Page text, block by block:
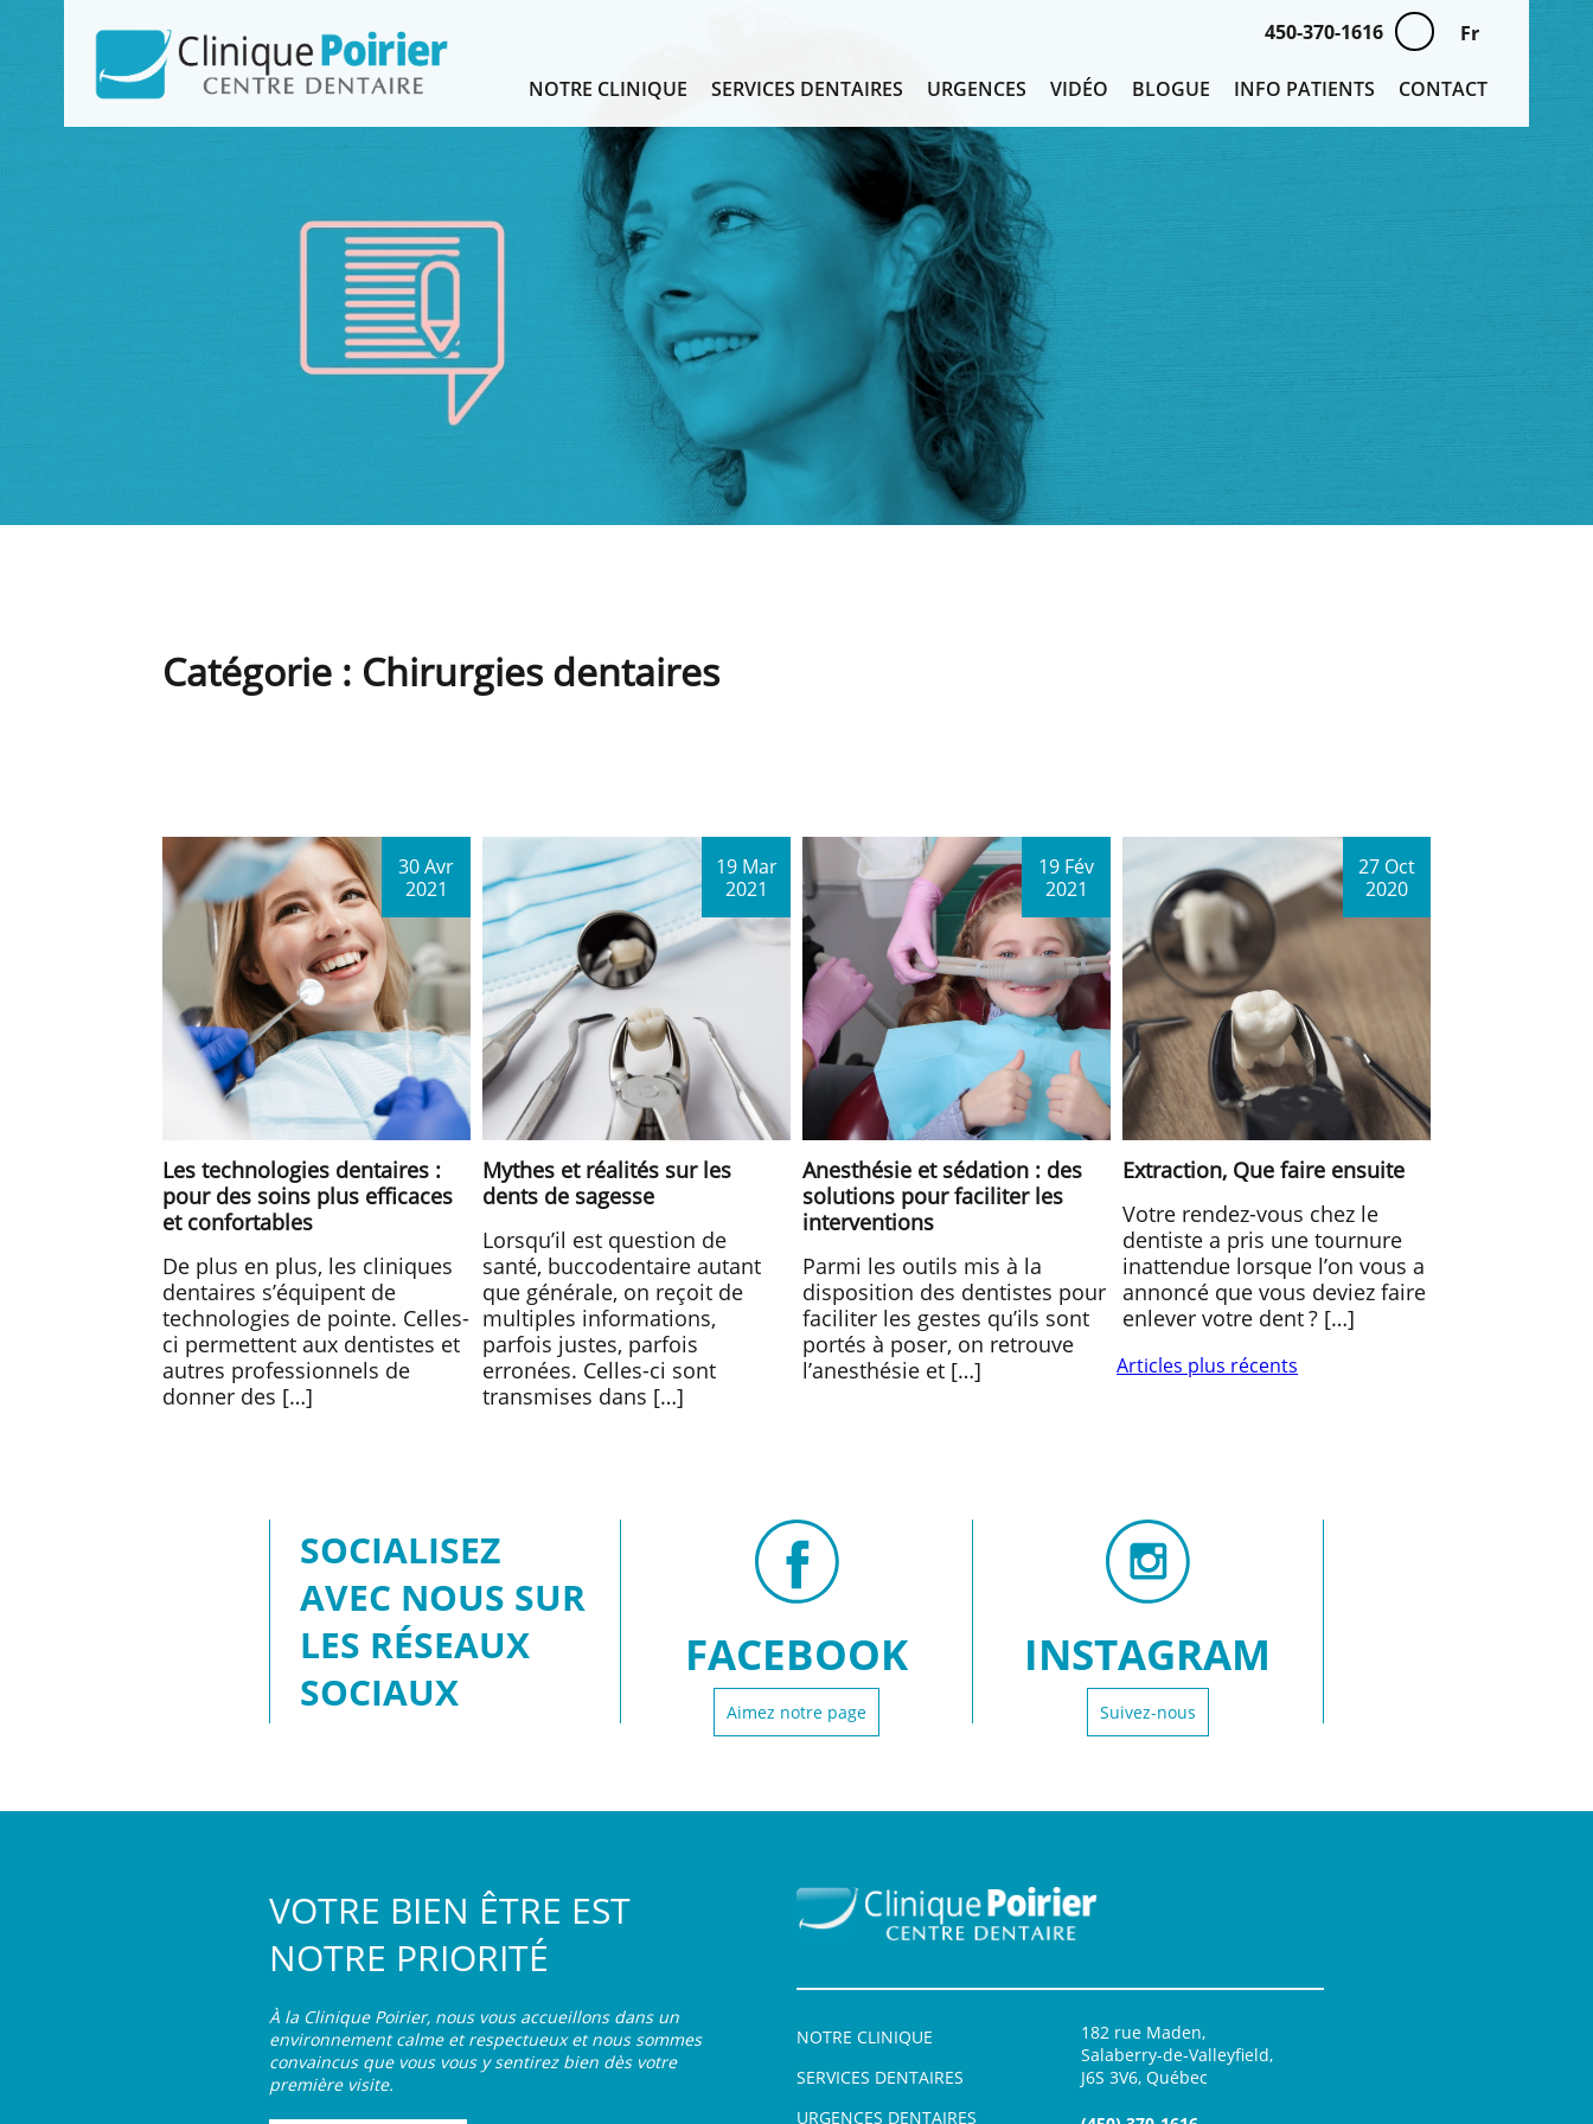
Fr
450-370-1616
NOTRE CLINIQUE SERVICES DENTAIRES URGENCES VIDÉO BLOGUE INFO PATIENTS CONTACT
Catégorie : Chirurgies dentaires
30 Avr
2021
Les technologies dentaires :
pour des soins plus efficaces
et confortables
De plus en plus, les cliniques
dentaires s’équipent de
technologies de pointe. Celles-
ci permettent aux dentistes et
autres professionnels de
donner des […]
19 Mar
2021
Mythes et réalités sur les
dents de sagesse
Lorsqu’il est question de
santé, buccodentaire autant
que générale, on reçoit de
multiples informations,
parfois justes, parfois
erronées. Celles-ci sont
transmises dans […]
19 Fév
2021
Anesthésie et sédation : des
solutions pour faciliter les
interventions
Parmi les outils mis à la
disposition des dentistes pour
faciliter les gestes qu’ils sont
portés à poser, on retrouve
l’anesthésie et […]
27 Oct
2020
Extraction, Que faire ensuite
Votre rendez-vous chez le
dentiste a pris une tournure
inattendue lorsque l’on vous a
annoncé que vous deviez faire
enlever votre dent ? […]
Navigation
des
articles
Articles plus récents
SOCIALISEZ
AVEC NOUS SUR
LES RÉSEAUX
SOCIAUX
FACEBOOK
Aimez notre page
INSTAGRAM
Suivez-nous
VOTRE BIEN ÊTRE EST
NOTRE PRIORITÉ
À la Clinique Poirier, nous vous accueillons dans un
environnement calme et respectueux et nous sommes
convaincus que vous vous y sentirez bien dès votre
première visite.
NOTRE CLINIQUE
SERVICES DENTAIRES
URGENCES DENTAIRES
182 rue Maden,
Salaberry-de-Valleyfield,
J6S 3V6, Québec